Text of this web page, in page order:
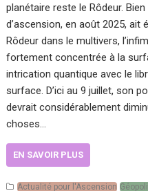
planétaire reste le Rôdeur.
d’ascension, en août 2025, ait
Rôdeur dans le multivers,
fortement concentrée à la
intrication quantique avec le
surface. D’ici au 9 juillet, son
devrait considérablement
choses…
EN SAVOIR PLUS
Actualité pour l'Ascension